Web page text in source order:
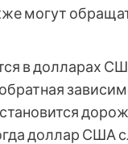
могут
в долларах
доллар США